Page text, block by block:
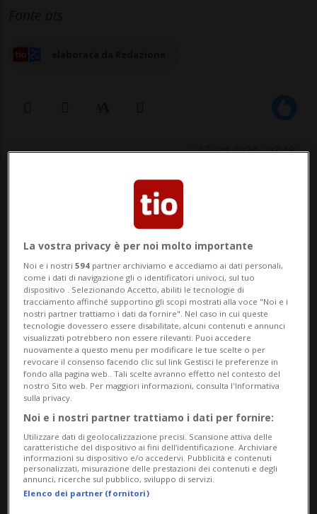
17 set 2024 - 07:48
NEW YORK - Il rapper americano Sean
'Diddy' Combs - noto anche con il nome di
Puff Daddy - è stato arrestato dalla polizia
di Manhattan, dopo che erano state
presentate diverse denunce contro di lui
per violenza sessuale. Lo ha annunciato la
giustiz...
🔐 Sblocca il nostro archivio
esclusivo!
Sottoscrivi un abbonamentoArchivioper
leggere questo articolo, oppure scegli
MyTioAboper accedere all'archivio e
navigare su sito e app senza pubblicità.
La vostra privacy è per noi molto importante
Noi e i nostri594 partner archiviamo e accediamo ai dati personali,
come i dati di navigazione gli o identificatori univoci, sul tuo
dispositivo . Selezionando Accetto, abiliti le tecnologie di
tracciamento affinché supportino gli scopi mostrati alla voce "Noi e i
nostri partner trattiamo i dati da fornire". Nel caso in cui queste
tecnologie dovessero essere disabilitate, alcuni contenuti e annunci
visualizzati potrebbero non essere rilevanti. Puoi accedere
nuovamente a questo menu per modificare le tue scelte o per
revocare il consenso facendo clic sul link Gestisci le preferenze in
fondo alla pagina web.. Tali scelte avranno effetto nel contesto del
nostro Sito web. Per maggiori informazioni, consulta l'Informativa
sulla privacy.
Noi e i nostri partner trattiamo i dati per fornire:
Utilizzare dati di geolocalizzazione precisi. Scansione attiva delle
caratteristiche del dispositivo ai fini dell’identificazione. Archiviare
informazioni su dispositivo e/o accedervi. Pubblicità e contenuti
personalizzati, misurazione delle prestazioni dei contenuti e degli
annunci, ricerche sul pubblico, sviluppo di servizi.
Elenco dei partner (fornitori)